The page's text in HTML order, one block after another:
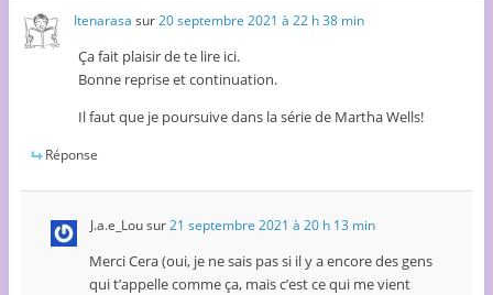
Itenarasa sur20 septembre 2021 à 22 h 38 min
Ça fait plaisir de te lire ici.
Bonne reprise et continuation.
Il faut que je poursuive dans la série de Martha Wells!
Réponse
J.a.e_Lousur21 septembre 2021 à 20 h 13 min
Merci Cera (oui, je ne sais pas si il y a encore des gens
qui t’appelle comme ça, mais c’est ce qui me vient